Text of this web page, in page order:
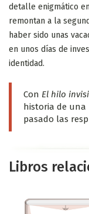
detalle enigmático
remontan a la
haber sido unas
en unos días de
identidad.
Con El hilo
historia de una
pasado las
Libros